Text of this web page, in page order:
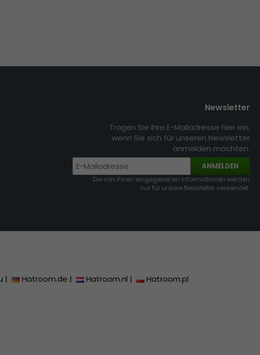
Newsletter
Tragen Sie Ihre E-Mailadresse hier ein,
wenn Sie sich für unseren Newsletter
anmelden möchten.
ANMELDEN
Die von Ihnen eingegebenen Informationen werden
nur für unsere Newsletter verwendet.
| Hatroom.de | Hatroom.nl | Hatroom.pl